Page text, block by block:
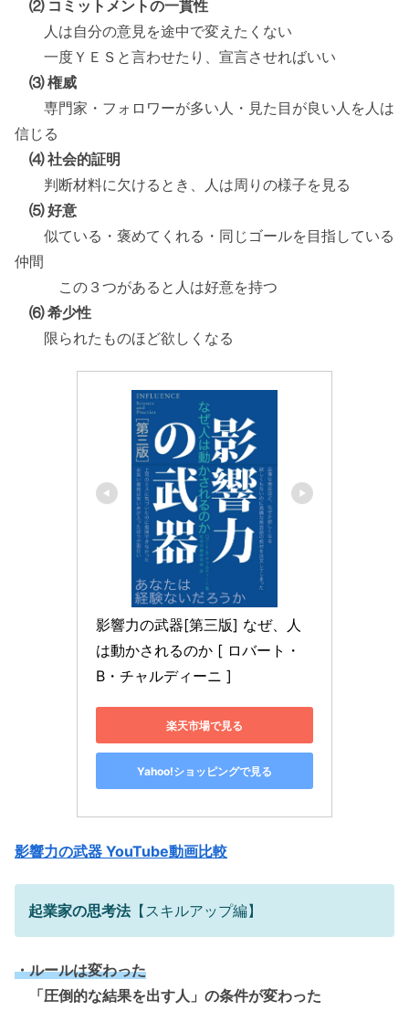
⑵ コミットメントの一貫性
人は自分の意見を途中で変えたくない
一度ＹＥＳと言わせたり、宣言させればいい
⑶ 権威
専門家・フォロワーが多い人・見た目が良い人を人は
信じる
⑷ 社会的証明
判断材料に欠けるとき、人は周りの様子を見る
⑸ 好意
似ている・褒めてくれる・同じゴールを目指している
仲間
この３つがあると人は好意を持つ
⑹ 希少性
限られたものほど欲しくなる
影響力の武器[第三版] なぜ、人
は動かされるのか [ ロバート・
B・チャルディーニ ]
楽天市場で見る
Yahoo!ショッピングで見る
影響力の武器 YouTube動画比較
起業家の思考法【スキルアップ編】
・ルールは変わった
「圧倒的な結果を出す人」の条件が変わった